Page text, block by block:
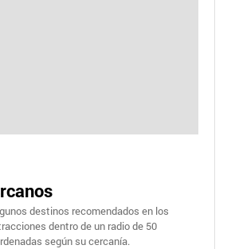
destinos recomendados en los
dentro de un radio de 50
según su cercanía.